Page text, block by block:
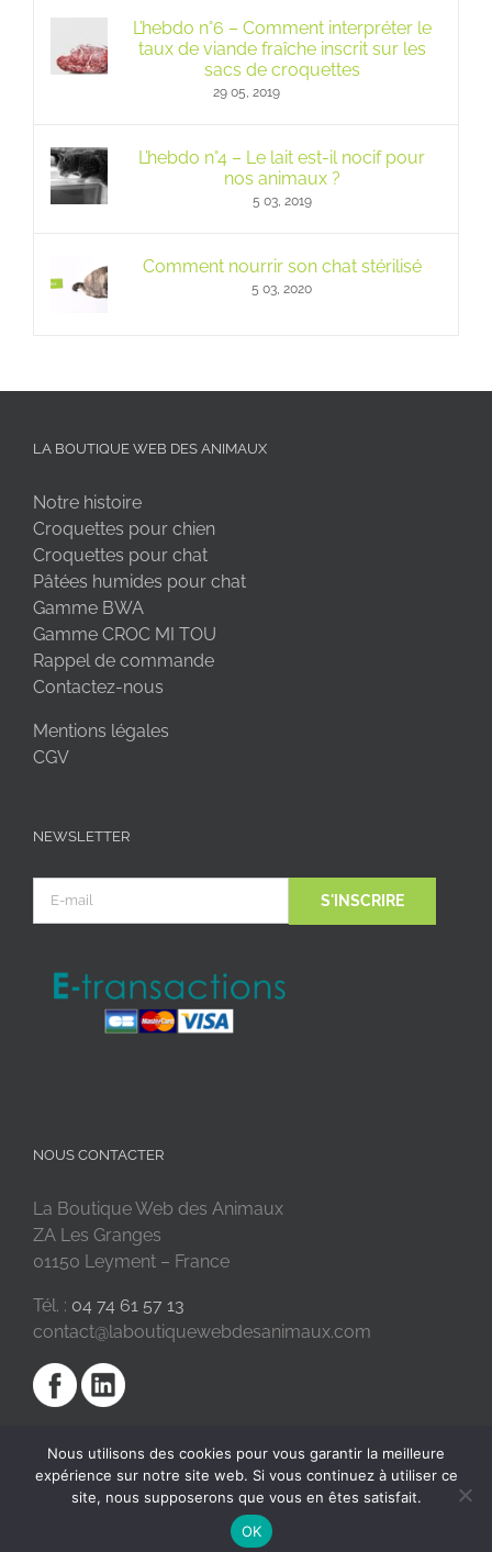
L’hebdo n°6 – Comment interpréter le
taux de viande fraîche inscrit sur les
sacs de croquettes
29 05, 2019
L’hebdo n°4 – Le lait est-il nocif pour
nos animaux ?
5 03, 2019
Comment nourrir son chat stérilisé
5 03, 2020
LA BOUTIQUE WEB DES ANIMAUX
Notre histoire
Croquettes pour chien
Croquettes pour chat
Pâtées humides pour chat
Gamme BWA
Gamme CROC MI TOU
Rappel de commande
Contactez-nous
Mentions légales
CGV
NEWSLETTER
NOUS CONTACTER
La Boutique Web des Animaux
ZA Les Granges
01150 Leyment – France
Tél. : 04 74 61 57 13
contact@laboutiquewebdesanimaux.com
2018 © La Boutique Web des Animaux | Réalisé par
Nous utilisons des cookies pour vous garantir la meilleure
expérience sur notre site web. Si vous continuez à utiliser ce
site, nous supposerons que vous en êtes satisfait.
OK